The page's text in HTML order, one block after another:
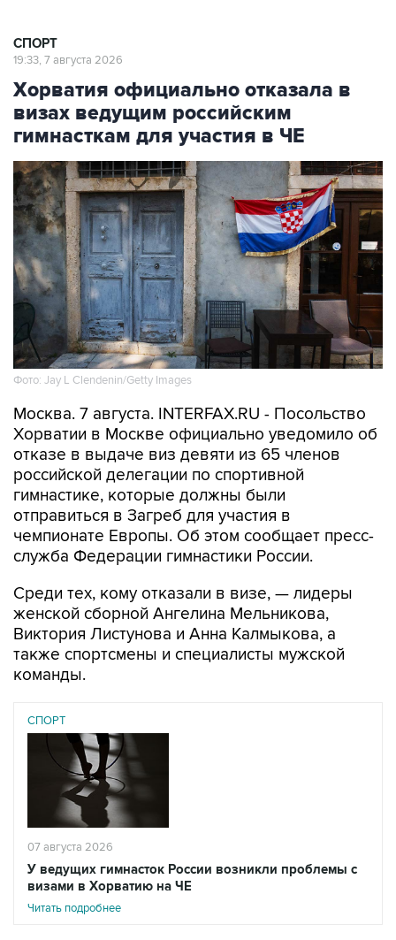
СПОРТ
19:33, 7 августа 2026
Хорватия официально отказала в
визах ведущим российским
гимнасткам для участия в ЧЕ
Фото: Jay L Clendenin/Getty Images
Москва. 7 августа. INTERFAX.RU - Посольство
Хорватии в Москве официально уведомило об
отказе в выдаче виз девяти из 65 членов
российской делегации по спортивной
гимнастике, которые должны были
отправиться в Загреб для участия в
чемпионате Европы. Об этом сообщает пресс-
служба Федерации гимнастики России.
Среди тех, кому отказали в визе, — лидеры
женской сборной Ангелина Мельникова,
Виктория Листунова и Анна Калмыкова, а
также спортсмены и специалисты мужской
команды.
СПОРТ
07 августа 2026
У ведущих гимнасток России возникли проблемы с
визами в Хорватию на ЧЕ
Читать подробнее